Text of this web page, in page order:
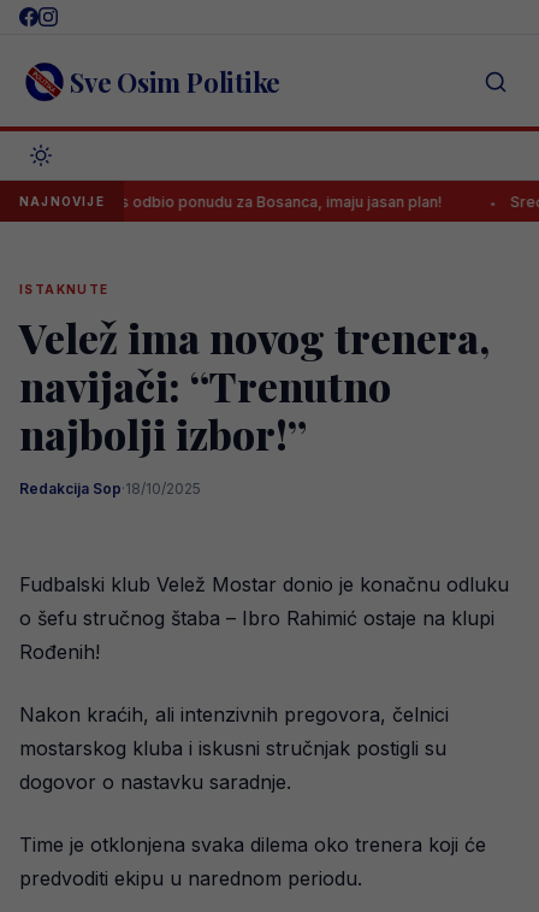
Skip
content Sve Osim Politike
NAJNOVIJEodbio ponudu za Bosanca, imaju jasan plan! Sreća je
ISTAKNUTE
Velež ima novog trenera,
navijači: “Trenutno
najbolji izbor!”
Redakcija Sop·18/10/2025
Fudbalski klub Velež Mostar donio je konačnu odluku
o šefu stručnog štaba – Ibro Rahimić ostaje na klupi
Rođenih!
Nakon kraćih, ali intenzivnih pregovora, čelnici
mostarskog kluba i iskusni stručnjak postigli su
dogovor o nastavku saradnje.
Time je otklonjena svaka dilema oko trenera koji će
predvoditi ekipu u narednom periodu.